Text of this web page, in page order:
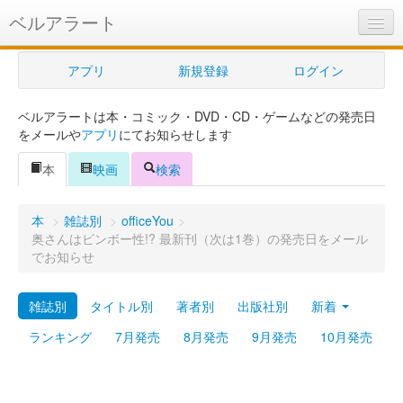
ベルアラート
ベルアラートとは
ヘルプ
新規登録
ログイン
購入管理
プレミアム
アプリ 新規登録 ログイン
ベルアラートは本・コミック・DVD・CD・ゲームなどの発売日
をメールやアプリ にてお知らせします
本
映画 検索
本 > 雑誌別 > officeYou >
奥さんはビンボー性!? 最新刊（次は1巻）の発売日をメール
でお知らせ
雑誌別 タイトル別 著者別 出版社別
新着
ランキング
7月発売 8月発売 9月発売 10月発売